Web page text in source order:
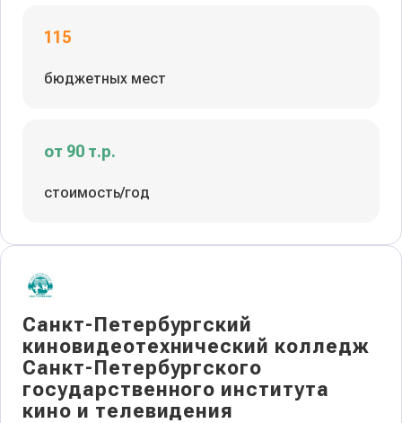
115
бюджетных мест
от 90 т.р.
стоимость/год
Санкт-Петербургский
киновидеотехнический колледж
Санкт-Петербургского
государственного института
кино и телевидения